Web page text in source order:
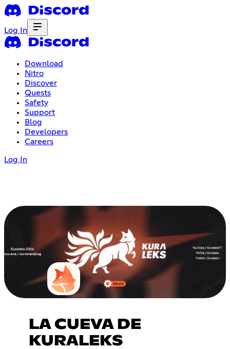
Log In
Download
Nitro
Discover
Quests
Safety
Support
Blog
Developers
Careers
Log In
LA CUEVA DE
KURALEKS